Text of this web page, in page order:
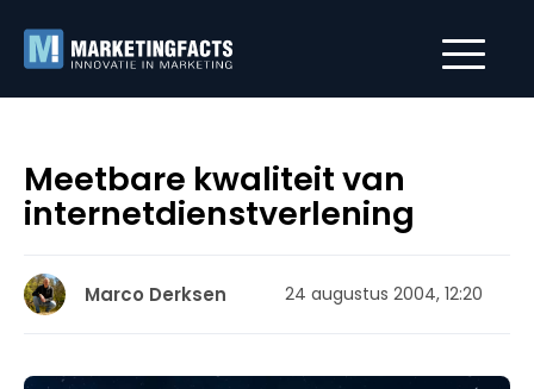
Meetbare kwaliteit van
internetdienstverlening
Marco Derksen 24 augustus 2004, 12:20